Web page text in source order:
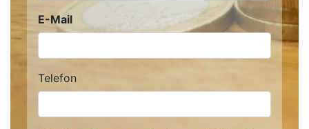
E-Mail
Telefon